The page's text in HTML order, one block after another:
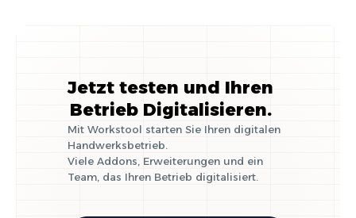
Jetzt testen und Ihren
Betrieb Digitalisieren.
Mit Workstool starten Sie Ihren digitalen
Handwerksbetrieb.
Viele Addons, Erweiterungen und ein
Team, das Ihren Betrieb digitalisiert.